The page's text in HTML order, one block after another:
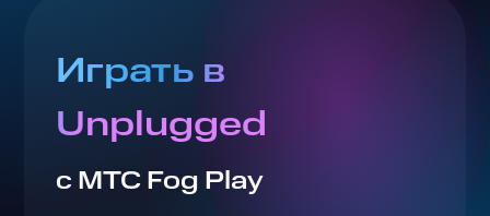
Играть в
Unplugged
с МТС Fog Play